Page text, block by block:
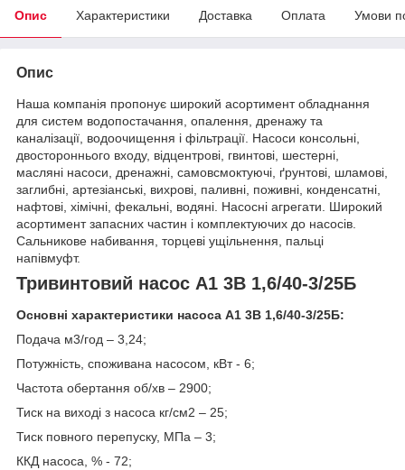
Опис Характеристики Доставка Оплата Умови
Опис
Наша компанія пропонує широкий асортимент обладнання
для систем водопостачання, опалення, дренажу та
каналізації, водоочищення і фільтрації. Насоси консольні,
двостороннього входу, відцентрові, гвинтові, шестерні,
масляні насоси, дренажні, самовсмоктуючі, ґрунтові, шламові,
заглибні, артезіанські, вихрові, паливні, поживні, конденсатні,
нафтові, хімічні, фекальні, водяні. Насосні агрегати. Широкий
асортимент запасних частин і комплектуючих до насосів.
Сальникове набивання, торцеві ущільнення, пальці
напівмуфт.
Тривинтовий насос А1 3В 1,6/40-3/25Б
Основні характеристики насоса А1 3В 1,6/40-3/25Б:
Подача м3/год – 3,24;
Потужність, споживана насосом, кВт - 6;
Частота обертання об/хв – 2900;
Тиск на виході з насоса кг/см2 – 25;
Тиск повного перепуску, МПа – 3;
ККД насоса, % - 72;